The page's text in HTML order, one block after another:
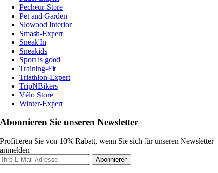
Pecheur-Store
Pet and Garden
Slowood Interior
Smash-Expert
Sneak'In
Sneakids
Sport is good
Training-Fit
Triathlon-Expert
TripNBikers
Vélo-Store
Winter-Expert
Abonnieren Sie unseren Newsletter
Profitieren Sie von 10% Rabatt, wenn Sie sich für unseren Newsletter
anmelden
Abonnieren